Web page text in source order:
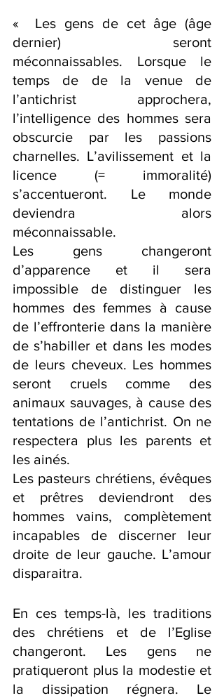
«  Les gens de cet âge (âge
dernier) seront
méconnaissables. Lorsque le
temps de de la venue de
l’antichrist approchera,
l’intelligence des hommes sera
obscurcie par les passions
charnelles. L’avilissement et la
licence (= immoralité)
s’accentueront. Le monde
deviendra alors
méconnaissable.
Les gens changeront
d’apparence et il sera
impossible de distinguer les
hommes des femmes à cause
de l’effronterie dans la manière
de s’habiller et dans les modes
de leurs cheveux. Les hommes
seront cruels comme des
animaux sauvages, à cause des
tentations de l’antichrist. On ne
respectera plus les parents et
les ainés.
Les pasteurs chrétiens, évêques
et prêtres deviendront des
hommes vains, complètement
incapables de discerner leur
droite de leur gauche. L’amour
disparaitra.
En ces temps-là, les traditions
des chrétiens et de l’Eglise
changeront. Les gens ne
pratiqueront plus la modestie et
la dissipation régnera. Le